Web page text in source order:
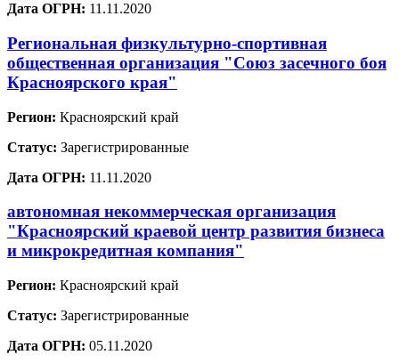
Дата ОГРН: 11.11.2020
Региональная физкультурно-спортивная
общественная организация "Союз засечного боя
Красноярского края"
Регион: Красноярский край
Статус: Зарегистрированные
Дата ОГРН: 11.11.2020
автономная некоммерческая организация
"Красноярский краевой центр развития бизнеса
и микрокредитная компания"
Регион: Красноярский край
Статус: Зарегистрированные
Дата ОГРН: 05.11.2020